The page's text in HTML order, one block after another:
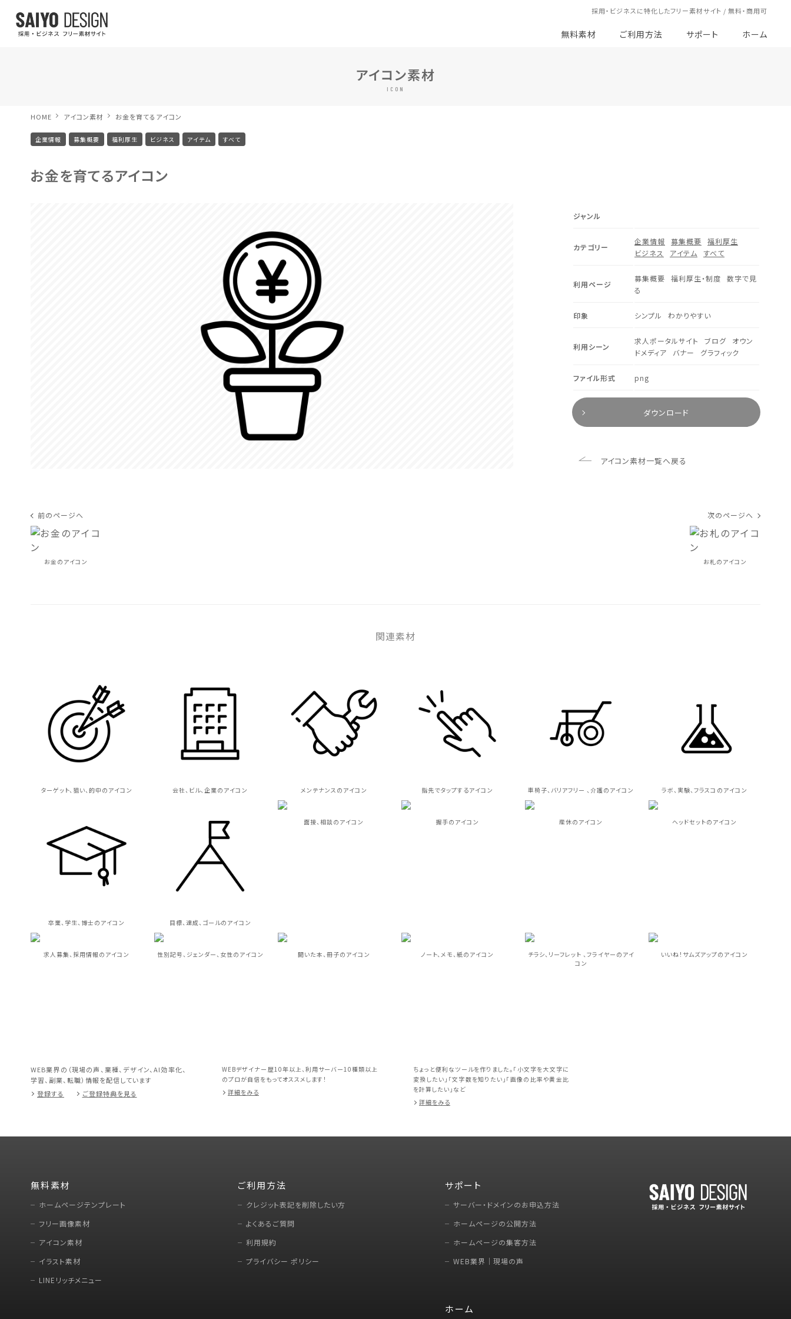
採用・ビジネスに特化したフリー素材サイト / 無料・商用可
無料素材 ご利用方法 サポート ホーム
アイコン素材
ICON
HOME アイコン素材 お金を育てるアイコン
企業情報 募集概要 福利厚生 ビジネス アイテム すべて
お金を育てるアイコン
ジャンル
カテゴリー
企業情報 募集概要
福利厚生
ビジネス
アイテム すべて
利用ページ
募集概要 福利厚生・制度
数字で見
る
印象 シンプル わかりやすい
利用シーン
求人ポータルサイト ブログ
オウン
ドメディア
バナー グラフィック
ファイル形式 png
ダウンロード
アイコン素材一覧へ戻る
前のページへ
お金のアイコン
次のページへ
お札のアイコン
関連素材
ターゲット、狙い、的中のアイコン 会社、ビル、企業のアイコン メンテナンスのアイコン 指先でタップするアイコン 車椅子、バリアフリー 、介護のアイコン ラボ、実験、フラスコのアイコン
卒業、学生、博士のアイコン 目標、達成、ゴールのアイコン
面接、相談のアイコン 握手のアイコン 産休のアイコン ヘッドセットのアイコン
求人募集、採用情報のアイコン 性別記号、ジェンダー、女性のアイコン 開いた本、冊子のアイコン ノート、メモ、紙のアイコン
チラシ、リーフレット 、フライヤーのアイ
コン
いいね！サムズアップのアイコン
WEB業界の（現場の声、業種、デザイン、AI効率化、
学習、副業、転職）情報を配信しています
登録する
ご登録特典を見る
WEBデザイナー歴10年以上、利用サーバー10種類以上
のプロが自信をもってオススメします！
詳細をみる
ちょっと便利なツールを作りました。「小文字を大文字に
変換したい」「文字数を知りたい」「画像の比率や黄金比
を計算したい」など
詳細をみる
無料素材
ホームページテンプレート
フリー画像素材
アイコン素材
イラスト素材
LINEリッチメニュー
ご利用方法
クレジット表記を削除したい方
よくあるご質問
利用規約
プライバシー ポリシー
サポート
サーバー・ドメインのお申込方法
ホームページの公開方法
ホームページの集客方法
WEB業界｜現場の声
ホーム